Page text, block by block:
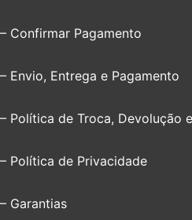
– Confirmar Pagamento
– Envio, Entrega e Pagamento
– Política de Troca, Devolução
– Política de Privacidade
– Garantias